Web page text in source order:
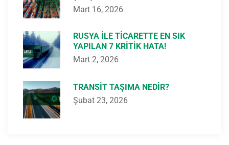
Mart 16, 2026
RUSYA ILE TICARETTE EN SIK
YAPILAN 7 KRITIK HATA!
Mart 2, 2026
TRANSIT TAŞIMA NEDIR?
Şubat 23, 2026